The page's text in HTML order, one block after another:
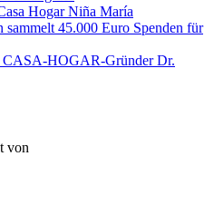
Hogar Niña María
45.000 Euro Spenden für
CASA-HOGAR-Gründer Dr.
von